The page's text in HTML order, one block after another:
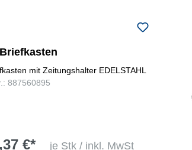
mit Zeitungshalter EDELSTAHL
887560895
€* je Stk / inkl. MwSt